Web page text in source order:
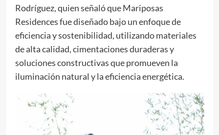
Rodríguez, quien señaló que Mariposas
Residences fue diseñado bajo un enfoque de
eficiencia y sostenibilidad, utilizando materiales
de alta calidad, cimentaciones duraderas y
soluciones constructivas que promueven la
iluminación natural y la eficiencia energética.